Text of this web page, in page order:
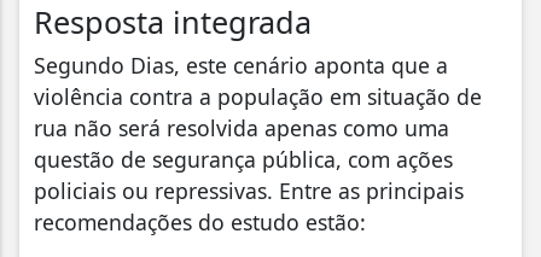
Resposta integrada
Segundo Dias, este cenário aponta que a
violência contra a população em situação de
rua não será resolvida apenas como uma
questão de segurança pública, com ações
policiais ou repressivas. Entre as principais
recomendações do estudo estão: